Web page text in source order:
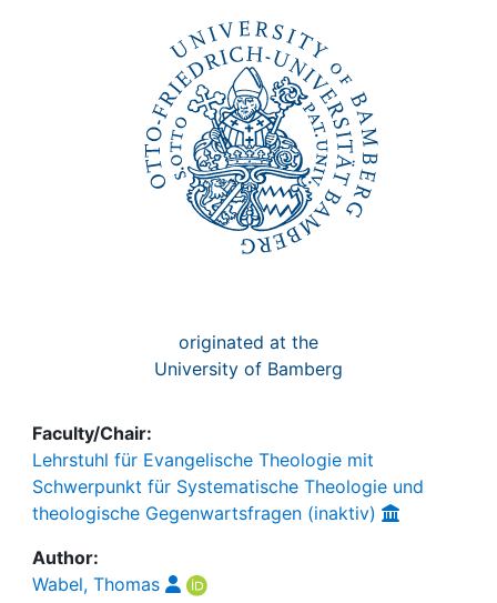
originated at the
University of Bamberg
Faculty/Chair:
Lehrstuhl für Evangelische Theologie mit
Schwerpunkt für Systematische Theologie und
theologische Gegenwartsfragen (inaktiv)
Author:
Wabel, Thomas